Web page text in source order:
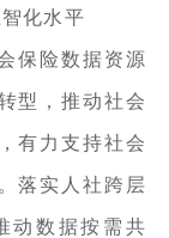
化水平
保险数据资源
型，推动社会
有力支持社会
落实人社跨层
动数据按需共